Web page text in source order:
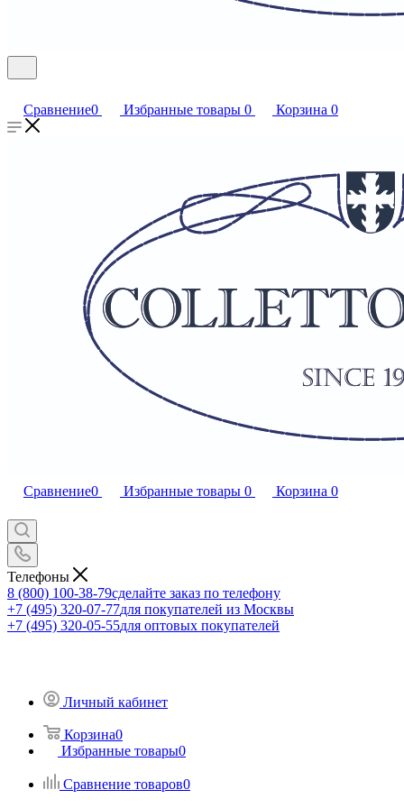
Сравнение0 Избранные товары 0 Корзина 0
Сравнение0 Избранные товары 0 Корзина 0
Телефоны
8 (800) 100-38-79сделайте заказ по телефону
+7 (495) 320-07-77для покупателей из Москвы
+7 (495) 320-05-55для оптовых покупателей
Личный кабинет
Корзина0
Избранные товары0
Сравнение товаров0